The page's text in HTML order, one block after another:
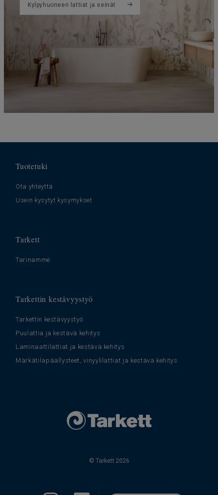
Kylpyhuoneen lattiat ja seinät
Tuotetuki
Ota yhteyttä
Usein kysytyt kysymykset
Tarkett
Tarinamme
Tarkettin kestävyystyö
Tarkettin kestävyystyö
Puulattia ja kestävä kehitys
Laminaattilattiat ja kestävä kehitys
Märkätilapäällysteet, vinyylilattiat ja kestävä kehitys
© Tarkett 2026